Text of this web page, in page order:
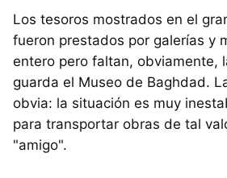
Los tesoros mostrados en el
fueron prestados por galerías y
entero pero faltan, obviamente,
guarda el Museo de Baghdad.
obvia: la situación es muy
para transportar obras de tal
"amigo".